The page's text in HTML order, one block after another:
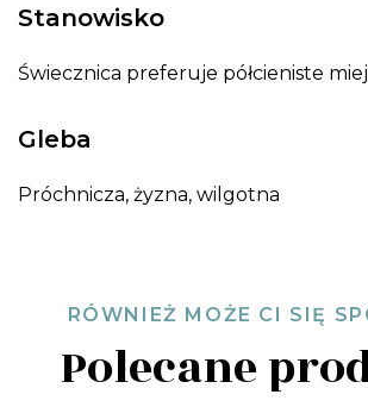
Stanowisko
Świecznica preferuje półcieniste
Gleba
Próchnicza, żyzna, wilgotna
RÓWNIEŻ MOŻE CI SIĘ
Polecane